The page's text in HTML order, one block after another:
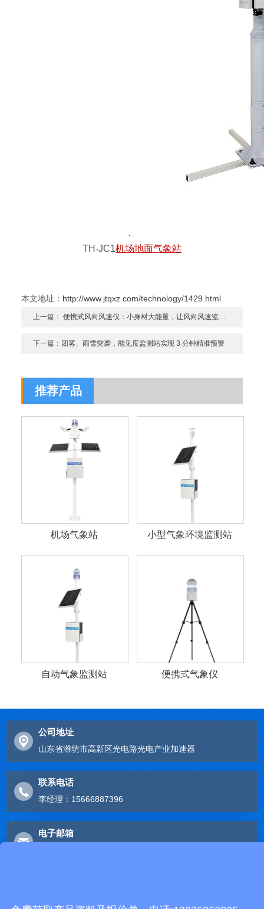
TH-JC1机场地面气象站
本文地址： http://www.jtqxz.com/technology/1429.html
上一篇：便携式风向风速仪：小身材大能量，让风向风速监测触手可及
下一篇： 团雾、雨雪突袭，能见度监测站实现 3 分钟精准预警
推荐产品
机场气象站 小型气象环境监测站
自动气象监测站 便携式气象仪
公司地址
山东省潍坊市高新区光电路光电产业加速器
联系电话
李经理：15666887396
电子邮箱